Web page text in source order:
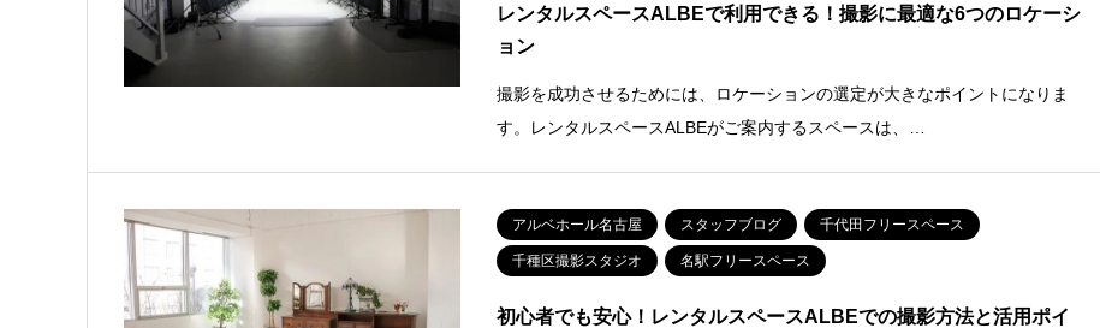
レンタルスペースALBEで利用できる！撮影に最適な6つのロケーシ
ョン
撮影を成功させるためには、ロケーションの選定が大きなポイントになりま
す。レンタルスペースALBEがご案内するスペースは、…
アルベホール名古屋 スタッフブログ 千代田フリースペース
千種区撮影スタジオ 名駅フリースペース
初心者でも安心！レンタルスペースALBEでの撮影方法と活用ポイ